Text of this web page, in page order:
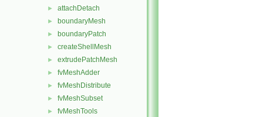
► attachDetach
► boundaryMesh
► boundaryPatch
► createShellMesh
► extrudePatchMesh
► fvMeshAdder
► fvMeshDistribute
► fvMeshSubset
► fvMeshTools